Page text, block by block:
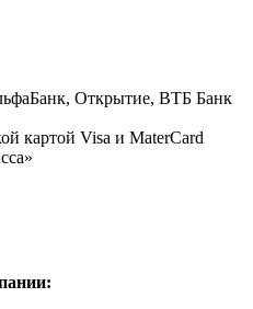
Открытие, ВТБ Банк
картой Visa и MaterCard
»